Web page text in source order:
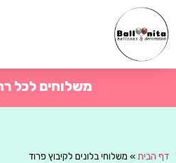
משלוחים לכל
דף הבית» משלוחי בלונים לקיבוץ פרוד